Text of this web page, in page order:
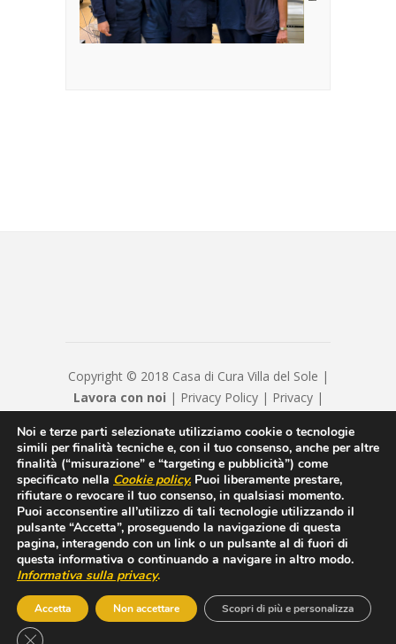
Copyright © 2018 Casa di Cura Villa del Sole |
Lavora con noi | Privacy Policy| Privacy|
Hyppocratica S.P.A. - Casa Di Cura Villa Del
Sole - Cap. Soc. € 120120 - Numero REA IS
208814 - P.IVA/Cod. Fiscale 00550600654 -
hyppocraticaspa@arubapec.it - Sottoposto alla
direzione e coordinamento di ICM Istituto
Clinico Mediterraneo SpA
Noi e terze parti selezionate utilizziamo cookie o tecnologie
simili per finalità tecniche e, con il tuo consenso, anche per altre
finalità (“misurazione” e “targeting e pubblicità”) come
specificato nella Cookie policy. Puoi liberamente prestare,
rifiutare o revocare il tuo consenso, in qualsiasi momento.
Puoi acconsentire all’utilizzo di tali tecnologie utilizzando il
pulsante “Accetta”, proseguendo la navigazione di questa
pagina, interagendo con un link o un pulsante al di fuori di
questa informativa o continuando a navigare in altro modo.
Informativa sulla privacy.
Accetta Non accettare Scopri di più e personalizza
CLOSE GDPR COOKIE BANNER